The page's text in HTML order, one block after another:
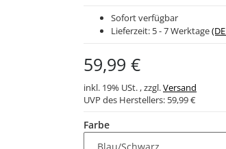
Sofort verfügbar
Lieferzeit: 5 - 7 Werktage
59,99 €
inkl. 19% USt. , zzgl.Versand
UVP des Herstellers: 59,99 €
Farbe